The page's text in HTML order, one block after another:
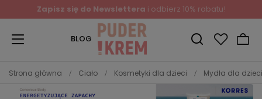
Zapisz się do Newslettera i odbierz 10% rabatu!
BLOG
Strona główna Ciało Kosmetyki dla dzieci Mydła dla dzieci